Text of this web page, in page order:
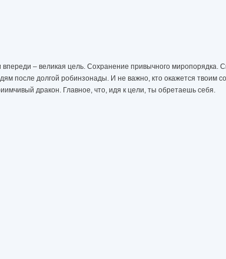
– великая цель. Сохранение привычного миропорядка.
после долгой робинзонады. И не важно, кто окажется твоим
дракон. Главное, что, идя к цели, ты обретаешь себя.